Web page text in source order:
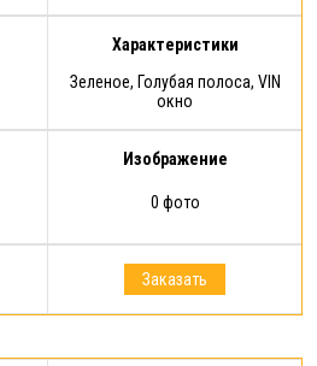
Характеристики
Зеленое, Голубая полоса, VIN
окно
Изображение
0 фото
Заказать